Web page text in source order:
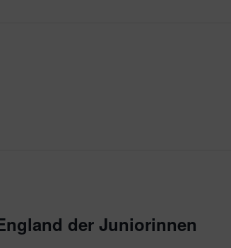
der Juniorinnen